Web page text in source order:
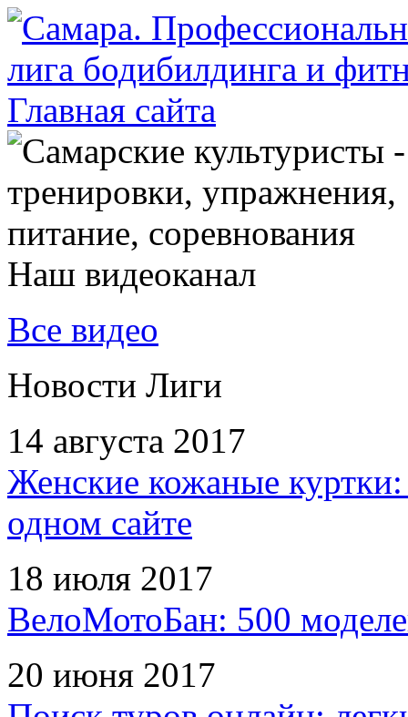
Наш видеоканал
Все видео
Новости Лиги
14 августа 2017
Женские кожаные
одном сайте
18 июля 2017
ВелоМотоБан: 500
20 июня 2017